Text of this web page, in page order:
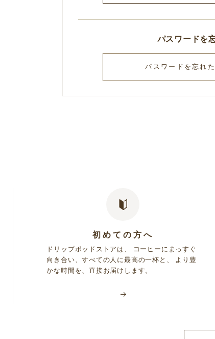
パスワードを
パスワードを忘れ
初めての方へ
ドリップポッドストアは、 コーヒーにまっすぐ
向き合い、すべての人に最高の一杯と、 より豊
かな時間を、直接お届けします。